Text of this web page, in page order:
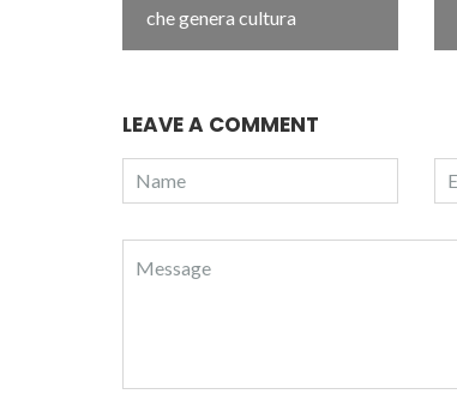
che genera cultura
LEAVE A COMMENT